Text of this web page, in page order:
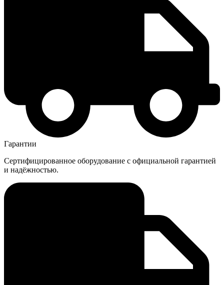
Гарантии
Сертифицированное оборудование с официальной гарантией
и надёжностью.